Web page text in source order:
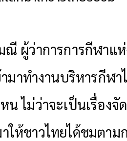
ผู้ว่าการการกีฬาแ
มาทำงานบริหารกีฬา
น ไม่ว่าจะเป็นเรื่อง
ให้ชาวไทยได้ชมตาม